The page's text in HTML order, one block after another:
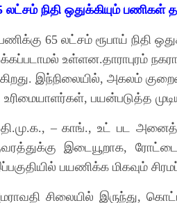
லட்சம் நிதி ஒதுக்கியும் பணிகள்
65 லட்சம் ரூபாய் நிதி
உள்ளன.தாராபுரம்
. இந்நிலையில், அகலம்
, பயன்படுத்த
தி.மு.க., –காங்.,உட் பட
இடையூறாக,
பயணிக்க மிகவும்
சிலையில் இருந்து,